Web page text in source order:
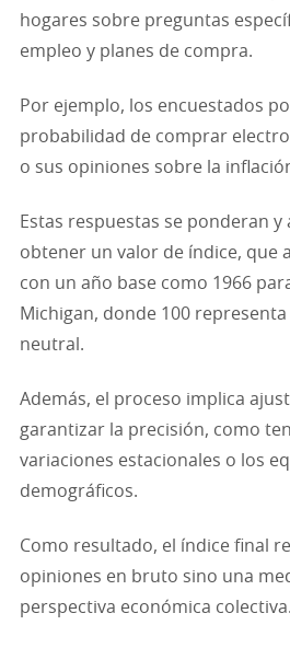
hogares sobre preguntas
empleo y planes de compra.
Por ejemplo, los encuestados
probabilidad de comprar
o sus opiniones sobre la
Estas respuestas se ponderan y
obtener un valor de índice, que
con un año base como 1966
Michigan, donde 100
neutral.
Además, el proceso implica
garantizar la precisión, como
variaciones estacionales o los
demográficos.
Como resultado, el índice final
opiniones en bruto sino una
perspectiva económica colectiva.